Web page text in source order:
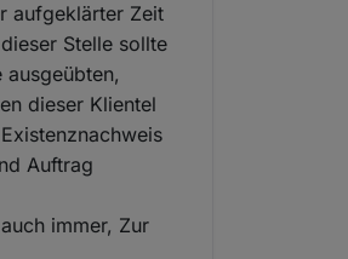
aufgeklärter Zeit
Stelle sollte
dieser Klientel
Auftrag
immer, Zur